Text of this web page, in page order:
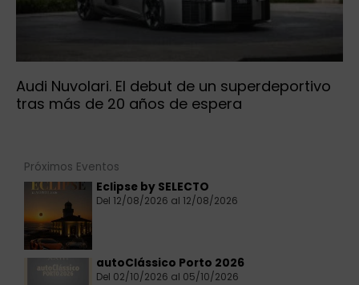
Audi Nuvolari. El debut de un superdeportivo
tras más de 20 años de espera
Próximos Eventos
Eclipse by SELECTO
Del 12/08/2026 al 12/08/2026
autoClássico Porto 2026
Del 02/10/2026 al 05/10/2026